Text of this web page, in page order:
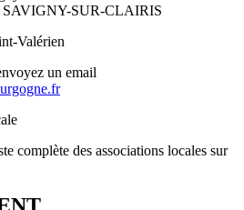
SAVIGNY-SUR-CLAIRIS
Valérien
un email
complète des associations locales sur